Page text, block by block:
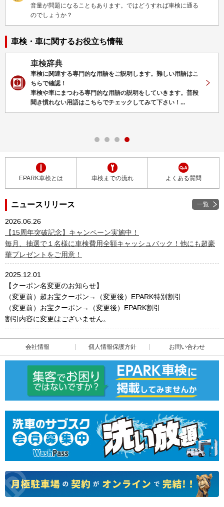
音量が問題になることもあります。ではどうすれば車検に通る
のでしょうか？
車検・車に関するお役立ち情報
車検辞典
車検に関連する専門的な用語をご説明します。難しい用語はこ
ちらで確認！
車検や車にまつわる専門的な用語の説明をしていきます。普段
聞き慣れない用語はこちらでチェックしてみて下さい！...
EPARK車検とは 車検までの流れ よくある質問
ニュースリリース 一覧
2026.06.26
【15周年突破記念】キャンペーン実施中！
毎月、抽選で１名様に車検費用全額キャッシュバック！他にも超豪
華プレゼントをご用意！
2025.12.01
【クーポン名変更のお知らせ】
（変更前）超お宝クーポン→（変更後）EPARK特別割引
（変更前）お宝クーポン→（変更後）EPARK割引
割引内容に変更はございません。
会社情報 個人情報保護方針 お問い合わせ